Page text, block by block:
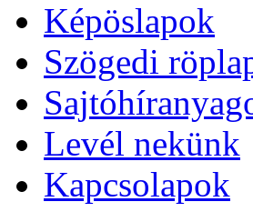
Képöslapok
Szögedi
Levél nekünk
Kapcsolapok